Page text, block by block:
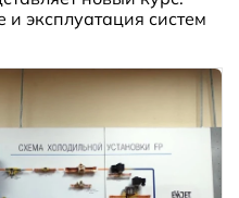
эксплуатация систем